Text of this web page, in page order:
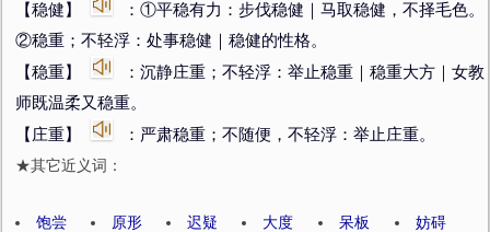
【稳健】
：①平稳有力：步伐稳健｜马取稳健，不择毛色。
②稳重；不轻浮：处事稳健｜稳健的性格。
【稳重】
：沉静庄重；不轻浮：举止稳重｜稳重大方｜女教
师既温柔又稳重。
【庄重】
：严肃稳重；不随便，不轻浮：举止庄重。
★其它近义词：
饱尝 原形 迟疑 大度 呆板
妨碍